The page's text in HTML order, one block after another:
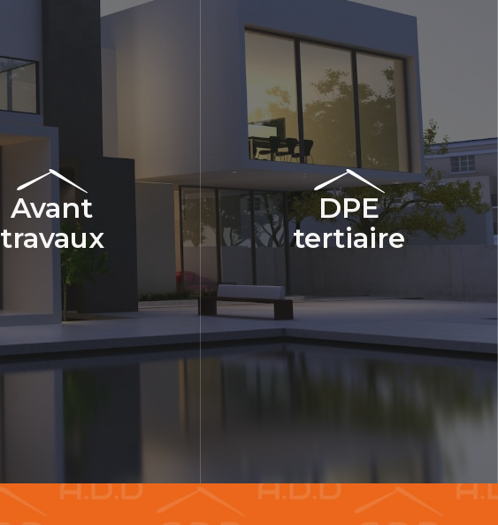
Avant
travaux
DPE
tertiaire